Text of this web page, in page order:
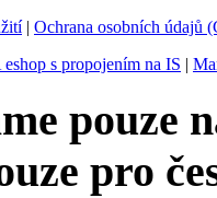
| Ochrana osobních údajů
s propojením na IS |
pouze
pro